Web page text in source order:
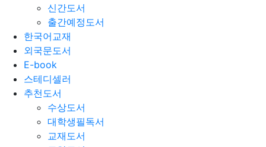
신간도서
출간예정도서
한국어교재
외국문도서
E-book
스테디셀러
추천도서
수상도서
대학생필독서
교재도서